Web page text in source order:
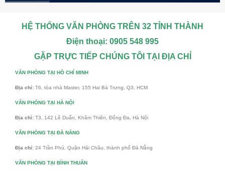
HỆ THỐNG VĂN PHÒNG TRÊN 32 TỈNH THÀNH
Điện thoại: 0905 548 995
GẶP TRỰC TIẾP CHÚNG TÔI TẠI ĐỊA CHỈ
VĂN PHÒNG TẠI HỒ CHÍ MINH
Địa chỉ: T6, tòa nhà Master, 155 Hai Bà Trưng, Q3, HCM
VĂN PHÒNG TẠI HÀ NỘI
Địa chỉ: T3, 142 Lê Duẩn, Khâm Thiên, Đống Đa, Hà Nội
VĂN PHÒNG TẠI ĐÀ NẴNG
Địa chỉ: 24 Trần Phú, Quận Hải Châu, thành phố Đà Nẵng
VĂN PHÒNG TẠI BÌNH THUÂN